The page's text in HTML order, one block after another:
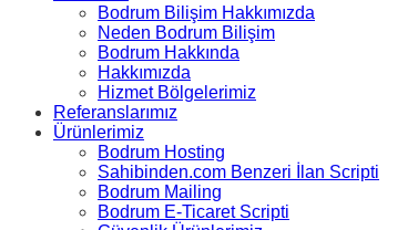
Bodrum Bilişim Hakkımızda
Neden Bodrum Bilişim
Bodrum Hakkında
Hakkımızda
Hizmet Bölgelerimiz
Referanslarımız
Ürünlerimiz
Bodrum Hosting
Sahibinden.com Benzeri İlan Scripti
Bodrum Mailing
Bodrum E-Ticaret Scripti